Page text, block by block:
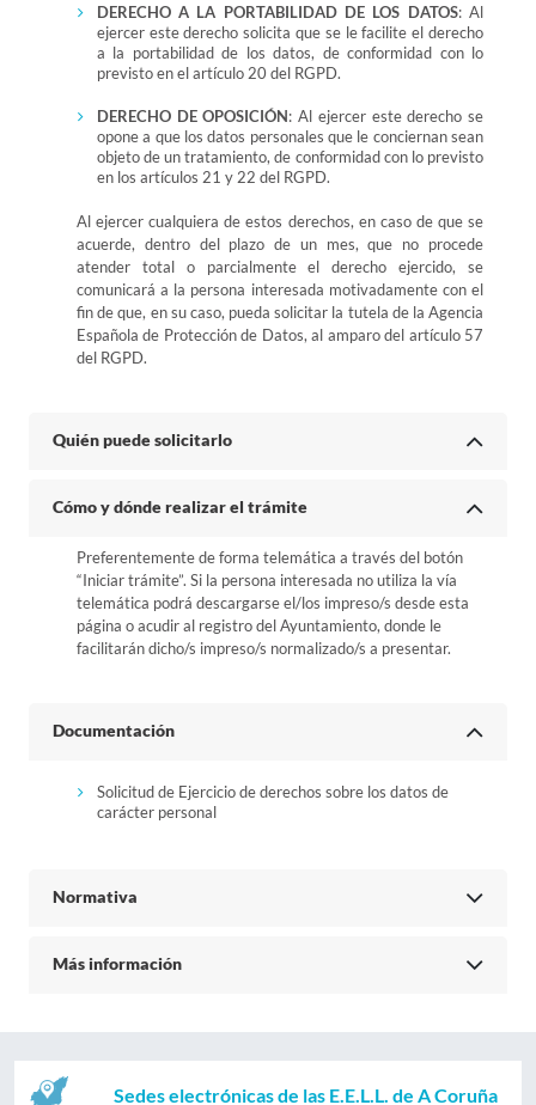
DERECHO A LA PORTABILIDAD DE LOS DATOS: Al
ejercer este derecho solicita que se le facilite el derecho
a la portabilidad de los datos, de conformidad con lo
previsto en el artículo 20 del RGPD.
DERECHO DE OPOSICIÓN: Al ejercer este derecho se
opone a que los datos personales que le conciernan sean
objeto de un tratamiento, de conformidad con lo previsto
en los artículos 21 y 22 del RGPD.
Al ejercer cualquiera de estos derechos, en caso de que se
acuerde, dentro del plazo de un mes, que no procede
atender total o parcialmente el derecho ejercido, se
comunicará a la persona interesada motivadamente con el
fin de que, en su caso, pueda solicitar la tutela de la Agencia
Española de Protección de Datos, al amparo del artículo 57
del RGPD.
Quién puede solicitarlo
Cómo y dónde realizar el trámite
Preferentemente de forma telemática a través del botón
“Iniciar trámite”. Si la persona interesada no utiliza la vía
telemática podrá descargarse el/los impreso/s desde esta
página o acudir al registro del Ayuntamiento, donde le
facilitarán dicho/s impreso/s normalizado/s a presentar.
Documentación
Solicitud de Ejercicio de derechos sobre los datos de
carácter personal
Normativa
Más información
Sedes electrónicas de las E.E.L.L. de A Coruña